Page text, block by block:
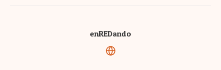
enREDando